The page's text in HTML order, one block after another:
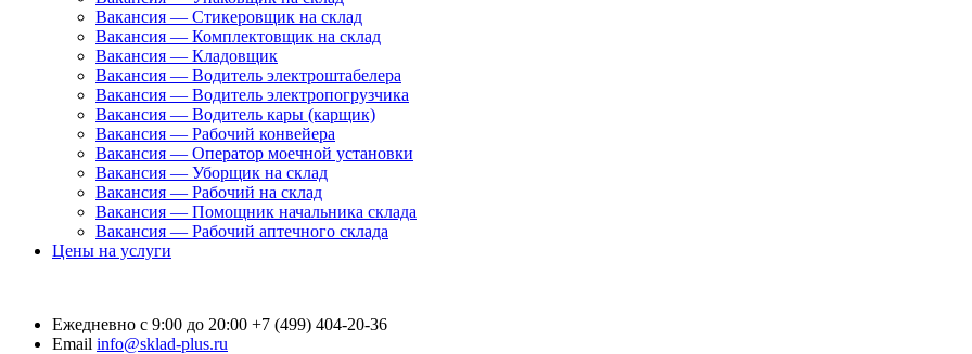
Вакансия — Стикеровщик на склад
Вакансия — Комплектовщик на склад
Вакансия — Кладовщик
Вакансия — Водитель электроштабелера
Вакансия — Водитель электропогрузчика
Вакансия — Водитель кары (карщик)
Вакансия — Рабочий конвейера
Вакансия — Оператор моечной установки
Вакансия — Уборщик на склад
Вакансия — Рабочий на склад
Вакансия — Помощник начальника склада
Вакансия — Рабочий аптечного склада
Цены на услуги
Ежедневно с 9:00 до 20:00 +7 (499) 404-20-36
Email info@sklad-plus.ru